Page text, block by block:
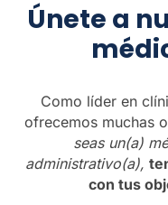
Únete a
Como líder en
ofrecemos muchas
seas un(a)
administrativo(a),
con tus